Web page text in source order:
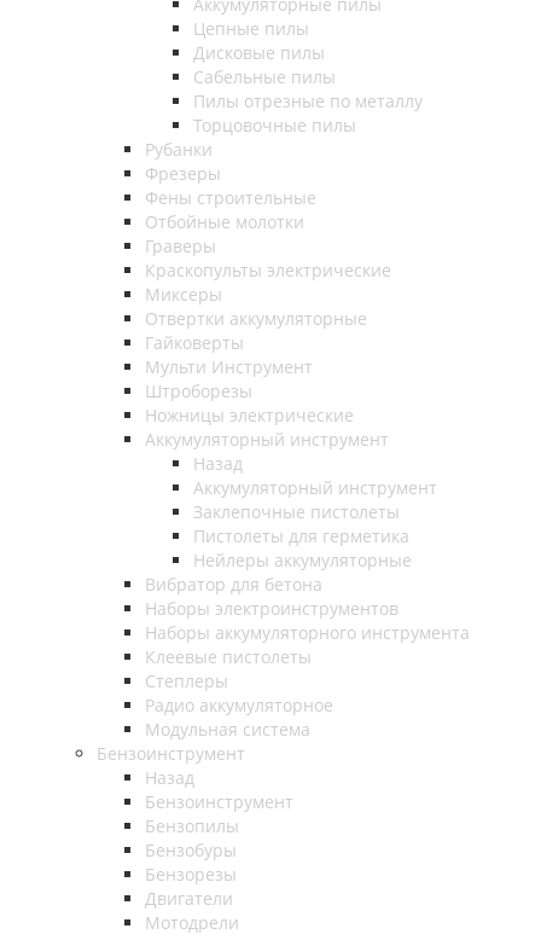
Цепные пилы
Дисковые пилы
Сабельные пилы
Пилы отрезные по металлу
Торцовочные пилы
Рубанки
Фрезеры
Фены строительные
Отбойные молотки
Граверы
Краскопульты электрические
Миксеры
Отвертки аккумуляторные
Гайковерты
Мульти Инструмент
Штроборезы
Ножницы электрические
Аккумуляторный инструмент
Назад
Аккумуляторный инструмент
Заклепочные пистолеты
Пистолеты для герметика
Нейлеры аккумуляторные
Вибратор для бетона
Наборы электроинструментов
Наборы аккумуляторного инструмента
Клеевые пистолеты
Степлеры
Радио аккумуляторное
Модульная система
Бензоинструмент
Назад
Бензоинструмент
Бензопилы
Бензобуры
Бензорезы
Двигатели
Мотодрели